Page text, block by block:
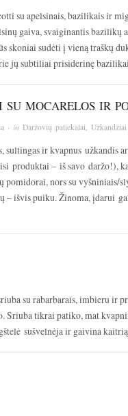
su apelsinais, bazilikais ir
gaiva, svaiginantis bazilikų
skoniai sudėti į vieną traškų
jų subtiliai prisiderinę
MOCARELOS IR
· in Daržovių patiekalai Užkandžiai
sultingas ir kvapnus užkandis
produktai – iš savo daržo!),
nors su vyšniniais/
– išvis puiku. Žinoma, įdarui
su rabarbarais, imbieru ir
tikrai patiko, mat
sušvelnėja ir gaivina